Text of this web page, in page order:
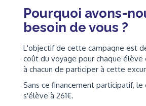
Pourquoi avons-
besoin de vous ?
L'objectif de cette campagne est
coût du voyage pour chaque
à chacun de participer à cette
Sans ce financement participatif,
s'élève à 261€.